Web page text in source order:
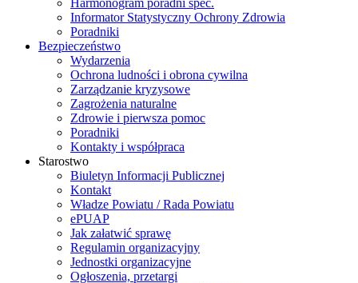
Informator Statystyczny Ochrony Zdrowia
Poradniki
Bezpieczeństwo
Wydarzenia
Ochrona ludności i obrona cywilna
Zarządzanie kryzysowe
Zagrożenia naturalne
Zdrowie i pierwsza pomoc
Poradniki
Kontakty i współpraca
Starostwo
Biuletyn Informacji Publicznej
Kontakt
Władze Powiatu / Rada Powiatu
ePUAP
Jak załatwić sprawę
Regulamin organizacyjny
Jednostki organizacyjne
Ogłoszenia, przetargi